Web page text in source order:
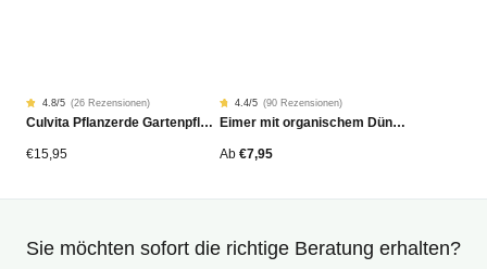
Rated
4.77
von
26
Kundenstimmen
4.8/5 (26 Rezensionen)
Culvita Pflanzerde Gartenpflanzen, Bäume & Hecken BIO 40L
€15,95
Rated
4.42
von
90
Kundenstimmen
4.4/5 (90 Rezensionen)
Eimer mit organischem Dünger
Ab €7,95
Sie möchten sofort die richtige Beratung erhalten?